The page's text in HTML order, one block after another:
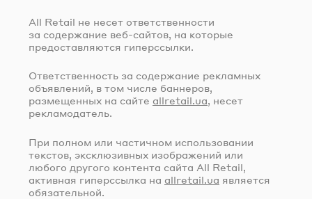
All Retail не несет ответственности
за содержание веб-сайтов, на которые
предоставляются гиперссылки.
Ответственность за содержание рекламных
объявлений, в том числе баннеров,
размещенных на сайте allretail.ua, несет
рекламодатель.
При полном или частичном использовании
текстов, эксклюзивных изображений или
любого другого контента сайта All Retail,
активная гиперссылка на allretail.ua является
обязательной.